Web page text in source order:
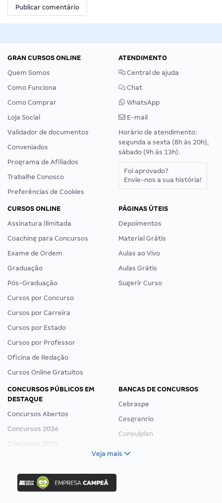
GRAN CURSOS ONLINE
Quem Somos
Como Funciona
Como Comprar
Loja Social
Validador de documentos
Conveniados
Programa de Afiliados
Trabalhe Conosco
Preferências de Cookies
ATENDIMENTO
Central de ajuda
Chat
WhatsApp
E-mail
Horário de atendimento:
segunda a sexta (8h às 20h),
sábado (9h às 13h).
Foi aprovado?
Envie-nos a sua história!
CURSOS ONLINE
Assinatura Ilimitada
Coaching para Concursos
Exame de Ordem
Graduação
Pós-Graduação
Cursos por Concurso
Cursos por Carreira
Cursos por Estado
Cursos por Professor
Oficina de Redação
Cursos Online Gratuitos
PÁGINAS ÚTEIS
Depoimentos
Material Grátis
Aulas ao Vivo
Aulas Grátis
Sugerir Curso
CONCURSOS PÚBLICOS EM
DESTAQUE
Concursos Abertos
Concursos 2026
Concursos 2025
Concurso Ibama
Concurso MPU
BANCAS DE CONCURSOS
Cebraspe
Cesgranrio
Consulplan
Veja mais